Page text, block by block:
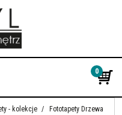
0
- kolekcje /
Fototapety Drzewa